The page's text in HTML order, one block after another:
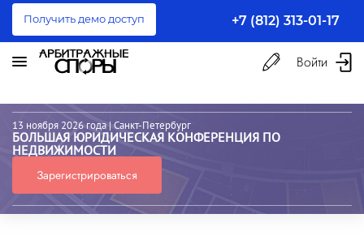
Получить демо доступ +7 (812) 313-01-17
Войти
13 ноября 2026 года | Санкт-Петербург
БОЛЬШАЯ ЮРИДИЧЕСКАЯ КОНФЕРЕНЦИЯ ПО
НЕДВИЖИМОСТИ
Зарегистрироваться